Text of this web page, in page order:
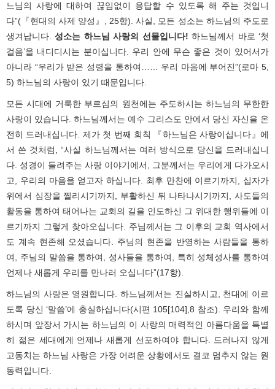
느님의 사랑에 대하여 끊임없이 응답할 수 있도록 해 주는 것입니
다”(『현대의 사제 양성』, 25항). 사실, 모든 성소는 하느님의 주도로
생겨납니다.성소는 하느님 사랑의 선물입니다! 하느님께서 바로 ‘첫
걸음’을 내디디시는 분이십니다. 우리 안에 무슨 좋은 것이 있어서가
아니라 “우리가 받은 성령을 통하여…… 우리 마음에 부어진”(로마 5,
5) 하느님의 사랑이 있기 때문입니다.
모든 시대에 거룩한 부르심의 원천에는 주도하시는 하느님의 무한한
사랑이 있습니다. 하느님께서는 예수 그리스도 안에서 당신 자신을 온
전히 드러내십니다. 제가 첫 번째 회칙 『하느님은 사랑이십니다』에
서 쓴 것처럼, “사실 하느님께서는 여러 방식으로 당신을 드러내십니
다. 성경이 들려주는 사랑 이야기에서, 그분께서는 우리에게 다가오시
고, 우리의 마음을 얻고자 하십니다. 최후 만찬에 이르기까지, 십자가
위에서 심장을 찔리시기까지, 부활하신 뒤 나타나시기까지, 사도들의
활동을 통하여 태어나는 교회의 길을 인도하신 그 위대한 행위들에 이
르기까지 그렇게 찾아오십니다. 주님께서는 그 이후의 교회 역사에서
도 계속 현존해 오셨습니다. 주님의 현존을 반영하는 사람들을 통하
여, 주님의 말씀을 통하여, 성사들을 통하여, 특히 성체성사를 통하여
언제나 새롭게 우리를 만나러 오십니다”(17항).
하느님의 사랑은 영원합니다. 하느님께서는 진실하시고, 천대에 이르
도록 당신 ‘말씀’에 충실하십니다(시편 105[104],8 참조). 우리와 함께
하시며 앞장서 가시는 하느님의 이 사랑의 매력적인 아름다움을 특별
히 젊은 세대에게 언제나 새롭게 선포하여야 합니다. 드러나지 않게
고동치는 하느님 사랑은 가장 어려운 상황에서도 결코 멈추지 않는 원
동력입니다.